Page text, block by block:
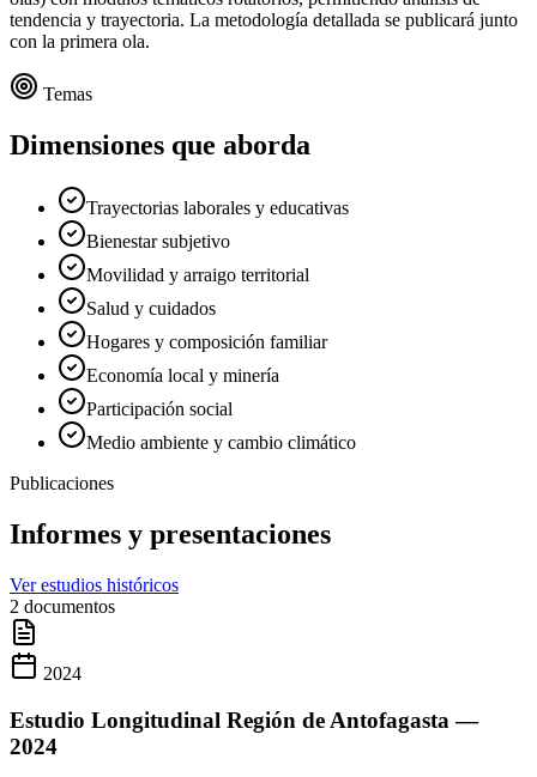
tendencia y trayectoria. La metodología detallada se publicará junto
con la primera ola.
Temas
Dimensiones que aborda
Trayectorias laborales y educativas
Bienestar subjetivo
Movilidad y arraigo territorial
Salud y cuidados
Hogares y composición familiar
Economía local y minería
Participación social
Medio ambiente y cambio climático
Publicaciones
Informes y presentaciones
Ver estudios históricos
2 documentos
2024
Estudio Longitudinal Región de Antofagasta —
2024